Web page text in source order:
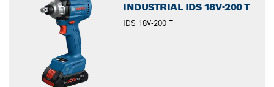
INDUSTRIAL IDS 18V-200 T
IDS 18V-200 T